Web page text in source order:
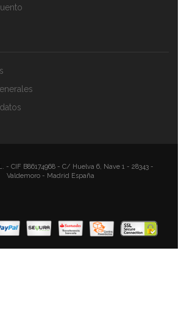
Para Gas, Horno
51,84 € 34,87 €
- CIF B86174968 - C/ Huelva 6, Nave 1 - 28343 -
Valdemoro - Madrid España